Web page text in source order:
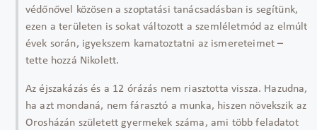
védőnővel közösen a szoptatási tanácsadásban is segítünk,
ezen a területen is sokat változott a szemléletmód az elmúlt
évek során, igyekszem kamatoztatni az ismereteimet –
tette hozzá Nikolett.
Az éjszakázás és a 12 órázás nem riasztotta vissza. Hazudna,
ha azt mondaná, nem fárasztó a munka, hiszen növekszik az
Orosházán született gyermekek száma, ami több feladatot